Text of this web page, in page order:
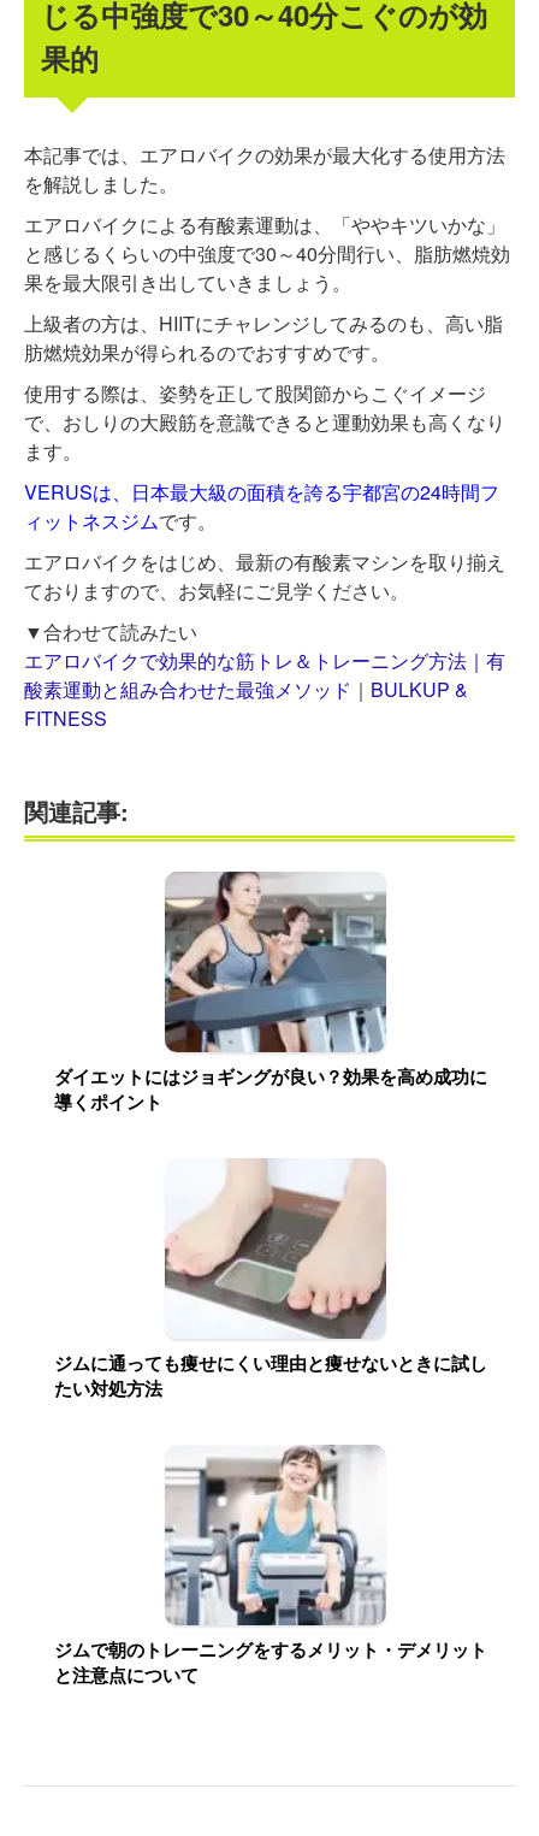
じる中強度で30～40分こぐのが効
果的
本記事では、エアロバイクの効果が最大化する使用方法
を解説しました。
エアロバイクによる有酸素運動は、「ややキツいかな」
と感じるくらいの中強度で30～40分間行い、脂肪燃焼効
果を最大限引き出していきましょう。
上級者の方は、HIITにチャレンジしてみるのも、高い脂
肪燃焼効果が得られるのでおすすめです。
使用する際は、姿勢を正して股関節からこぐイメージ
で、おしりの大殿筋を意識できると運動効果も高くなり
ます。
VERUSは、日本最大級の面積を誇る宇都宮の24時間フ
ィットネスジムです。
エアロバイクをはじめ、最新の有酸素マシンを取り揃え
ておりますので、お気軽にご見学ください。
▼合わせて読みたい
エアロバイクで効果的な筋トレ＆トレーニング方法｜有
酸素運動と組み合わせた最強メソッド ｜ BULKUP &
FITNESS
関連記事:
ダイエットにはジョギングが良い？効果を高め成功に
導くポイント
ジムに通っても痩せにくい理由と痩せないときに試し
たい対処方法
ジムで朝のトレーニングをするメリット・デメリット
と注意点について